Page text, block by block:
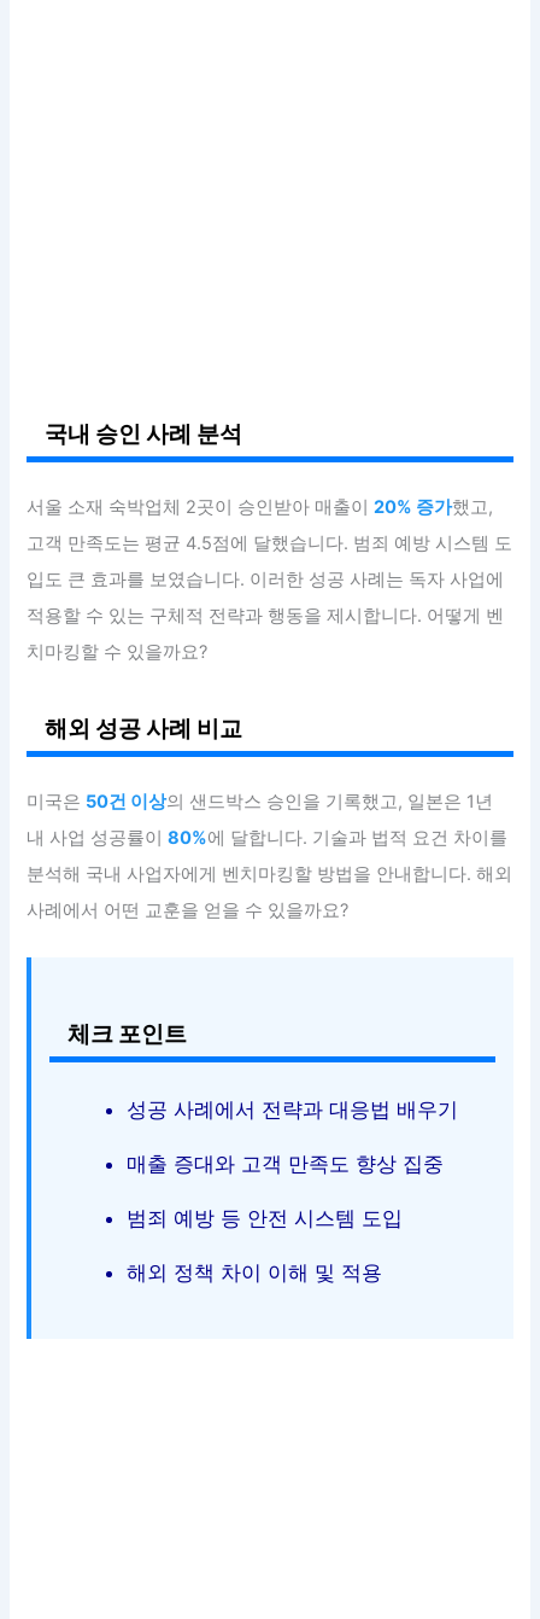
국내 승인 사례 분석
서울 소재 숙박업체 2곳이 승인받아 매출이20% 증가했고,
고객 만족도는 평균 4.5점에 달했습니다. 범죄 예방 시스템 도
입도 큰 효과를 보였습니다. 이러한 성공 사례는 독자 사업에
적용할 수 있는 구체적 전략과 행동을 제시합니다. 어떻게 벤
치마킹할 수 있을까요?
해외 성공 사례 비교
미국은 50건 이상의 샌드박스 승인을 기록했고, 일본은 1년
내 사업 성공률이80%에 달합니다. 기술과 법적 요건 차이를
분석해 국내 사업자에게 벤치마킹할 방법을 안내합니다. 해외
사례에서 어떤 교훈을 얻을 수 있을까요?
체크 포인트
성공 사례에서 전략과 대응법 배우기
매출 증대와 고객 만족도 향상 집중
범죄 예방 등 안전 시스템 도입
해외 정책 차이 이해 및 적용